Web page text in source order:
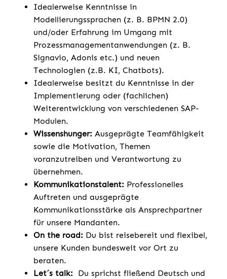
Idealerweise Kenntnisse in
Modellierungssprachen (z. B. BPMN 2.0)
und/oder Erfahrung im Umgang mit
Prozessmanagementanwendungen (z. B.
Signavio, Adonis etc.) und neuen
Technologien (z.B. KI, Chatbots).
Idealerweise besitzt du Kenntnisse in der
Implementierung oder (fachlichen)
Weiterentwicklung von verschiedenen SAP-
Modulen.
Wissenshunger: Ausgeprägte Teamfähigkeit
sowie die Motivation, Themen
voranzutreiben und Verantwortung zu
übernehmen.
Kommunikationstalent: Professionelles
Auftreten und ausgeprägte
Kommunikationsstärke als Ansprechpartner
für unsere Mandanten.
On the road: Du bist reisebereit und flexibel,
unsere Kunden bundesweit vor Ort zu
beraten.
Let´s talk: Du sprichst fließend Deutsch und